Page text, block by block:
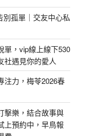
別孤單｜交友中心私
單，vip線上線下530
社遇見你的愛人
注力，梅苓2026春
擊樂，結合故事與
上預約中，早鳥報